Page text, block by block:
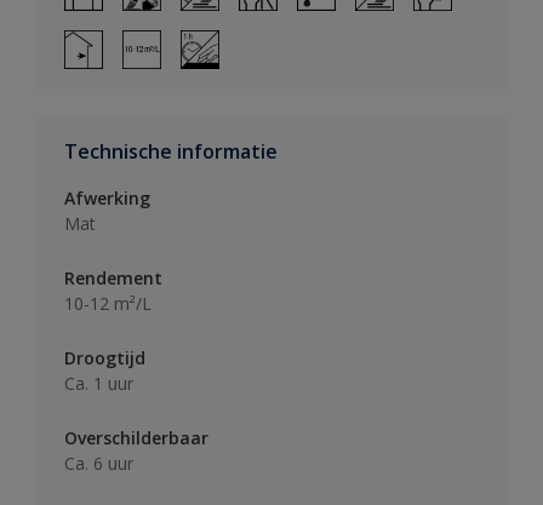
Technische informatie
Afwerking
Mat
Rendement
10-12 m²/L
Droogtijd
Ca. 1 uur
Overschilderbaar
Ca. 6 uur